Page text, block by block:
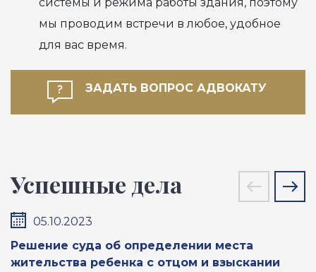
мы проводим встречи в любое, удобное
для вас время.
ЗАДАТЬ ВОПРОС АДВОКАТУ
Успешные дела
05.10.2023
Решение суда об определении места
жительства ребенка с отцом и взыскании